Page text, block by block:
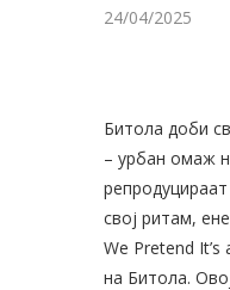
24/04/2025
Битола доби
– урбан омаж
свој ритам,
We Pretend
на Битола.